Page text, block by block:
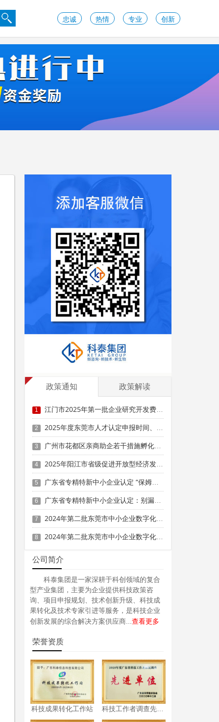
忠诚 热情 专业 创新
政策通知 政策解读
1 江门市2025年第一批企业研究开发费用税前加计扣除项目技术鉴定申报时间、条件要求
2 2025年度东莞市人才认定申报时间、条件要求、扶持政策
3 广州市花都区亲商助企若干措施孵化育成奖励（2024年度）申报时间、条件要求、补助奖励
4 2025年阳江市省级促进开放型经济发展水平提升专项资金申报时间、条件要求、补助奖励
5 广东省专精特新中小企业认定 “保姆级” 指南：条件到材料一步清
6 广东省专精特新中小企业认定：别漏这3项关键材料！
7 2024年第二批东莞市中小企业数字化转型城市试点专项资金两化融合管理体系贯标项目资助计划
8 2024年第二批东莞市中小企业数字化转型城市试点专项资金两化融合管理体系贯标项目拟资助企业名单的公示
公司简介
科泰集团是一家深耕于科创领域的复合
型产业集团，主要为企业提供科技政策咨
询、项目申报规划、技术创新升级、科技成
果转化及技术专家引进等服务，是科技企业
创新发展的综合解决方案供应商... 查看更多
荣誉资质
科技成果转化工作站